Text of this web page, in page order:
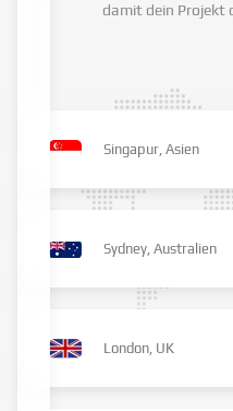
damit dein Projekt
Singapur, Asien
Sydney, Australien
London, UK